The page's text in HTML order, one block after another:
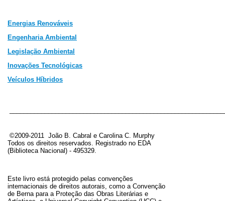
Energias Renováveis
Engenharia Ambiental
Legislação Ambiental
Inovações Tecnológicas
Veículos Híbridos
©2009-2011 João B. Cabral e Carolina C. Murphy
Todos os direitos reservados. Registrado no EDA
(Biblioteca Nacional) - 495329.
Este livro está protegido pelas convenções
internacionais de direitos autorais, como a Convenção
de Berna para a Proteção das Obras Literárias e